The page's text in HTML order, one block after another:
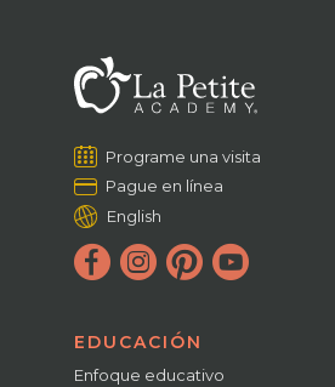
Programe una visita
Pague en línea
English
EDUCACIÓN
Enfoque educativo